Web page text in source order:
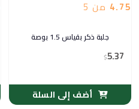
4.75 من 5
جلبة ذكر بقياس 1.5 بوصة
$5.37
أضف إلى السلة